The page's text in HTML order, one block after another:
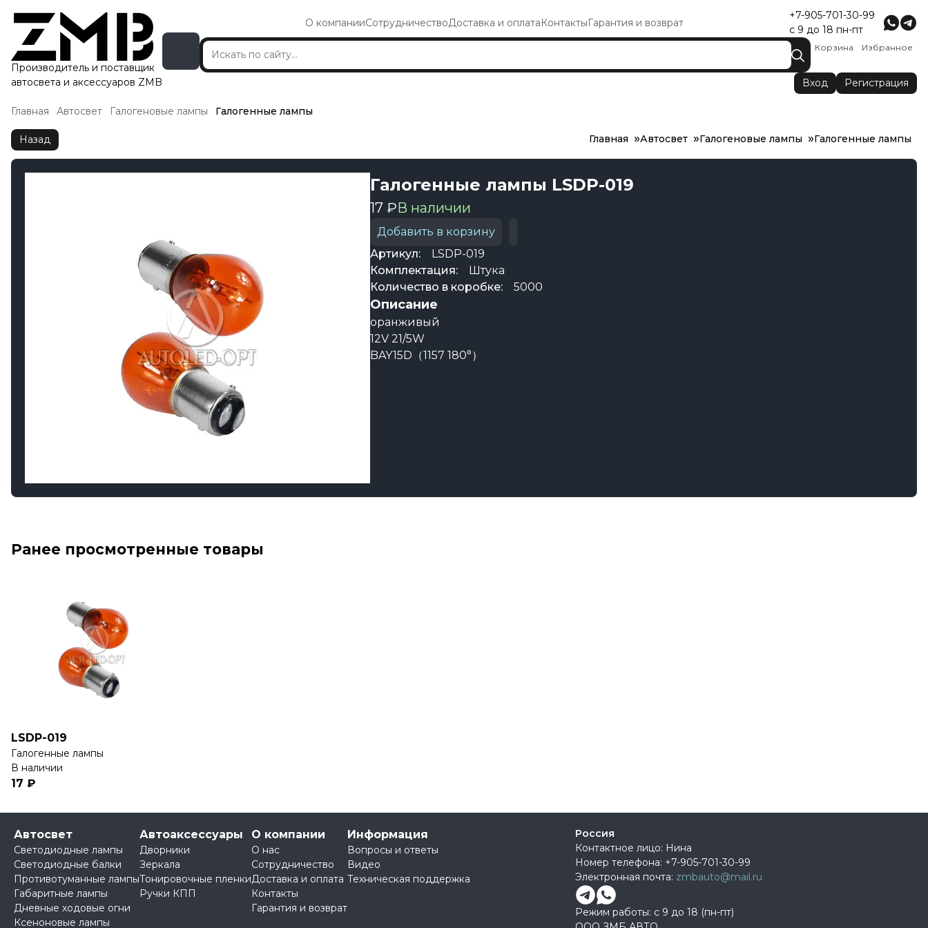
Производитель и поставщик
автосвета и аксессуаров ZMB
О компанииСотрудничествоДоставка и оплатаКонтактыГарантия и возврат
+7-905-701-30-99
с 9 до 18 пн-пт
Корзина Избранное
Вход Регистрация
Главная Автосвет Галогеновые лампы Галогенные лампы
Назад Главная Автосвет Галогеновые лампы Галогенные лампы
Галогенные лампы LSDP-019
17 ₽В наличии
Добавить в корзину
Артикул:
LSDP-019
Комплектация:
Штука
Количество в коробке:
5000
Описание
оранживый
12V 21/5W
BAY15D（1157 180°）
Ранее просмотренные товары
LSDP-019
Галогенные лампы
В наличии
17 ₽
Автосвет
Светодиодные лампы
Светодиодные балки
Противотуманные лампы
Габаритные лампы
Дневные ходовые огни
Ксеноновые лампы
Автоаксессуары
Дворники
Зеркала
Тонировочные пленки
Ручки КПП
О компании
О нас
Сотрудничество
Доставка и оплата
Контакты
Гарантия и возврат
Информация
Вопросы и ответы
Видео
Техническая поддержка
Россия
Контактное лицо: Нина
Номер телефона: +7-905-701-30-99
Электронная почта: zmbauto@mail.ru
Режим работы: с 9 до 18 (пн-пт)